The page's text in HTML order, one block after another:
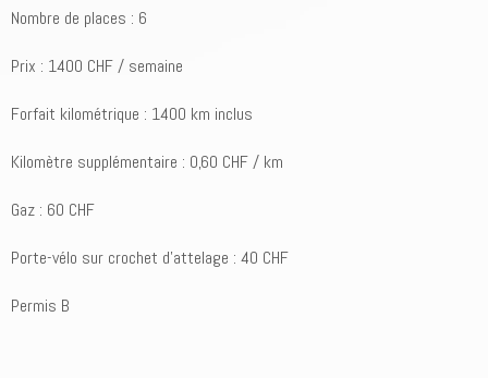
Nombre de places : 6
Prix : 1400 CHF / semaine
Forfait kilométrique : 1400 km inclus
Kilomètre supplémentaire : 0,60 CHF / km
Gaz : 60 CHF
Porte-vélo sur crochet d'attelage : 40 CHF
Permis B